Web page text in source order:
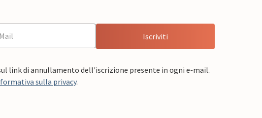
Iscriviti
link di annullamento dell'iscrizione presente in ogni e-mail.
sulla privacy.